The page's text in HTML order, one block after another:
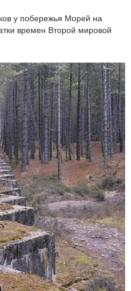
у побережья Морей на
времен Второй мировой